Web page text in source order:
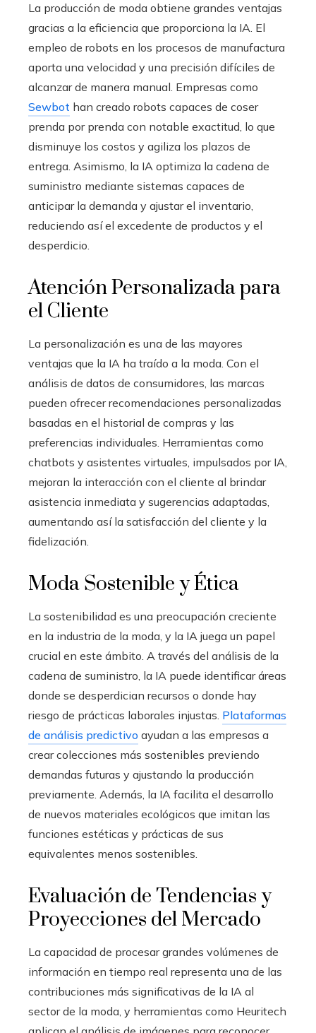
La producción de moda obtiene grandes ventajas
gracias a la eficiencia que proporciona la IA. El
empleo de robots en los procesos de manufactura
aporta una velocidad y una precisión difíciles de
alcanzar de manera manual. Empresas como
Sewbot han creado robots capaces de coser
prenda por prenda con notable exactitud, lo que
disminuye los costos y agiliza los plazos de
entrega. Asimismo, la IA optimiza la cadena de
suministro mediante sistemas capaces de
anticipar la demanda y ajustar el inventario,
reduciendo así el excedente de productos y el
desperdicio.
Atención Personalizada para
el Cliente
La personalización es una de las mayores
ventajas que la IA ha traído a la moda. Con el
análisis de datos de consumidores, las marcas
pueden ofrecer recomendaciones personalizadas
basadas en el historial de compras y las
preferencias individuales. Herramientas como
chatbots y asistentes virtuales, impulsados por IA,
mejoran la interacción con el cliente al brindar
asistencia inmediata y sugerencias adaptadas,
aumentando así la satisfacción del cliente y la
fidelización.
Moda Sostenible y Ética
La sostenibilidad es una preocupación creciente
en la industria de la moda, y la IA juega un papel
crucial en este ámbito. A través del análisis de la
cadena de suministro, la IA puede identificar áreas
donde se desperdician recursos o donde hay
riesgo de prácticas laborales injustas. Plataformas
de análisis predictivo ayudan a las empresas a
crear colecciones más sostenibles previendo
demandas futuras y ajustando la producción
previamente. Además, la IA facilita el desarrollo
de nuevos materiales ecológicos que imitan las
funciones estéticas y prácticas de sus
equivalentes menos sostenibles.
Evaluación de Tendencias y
Proyecciones del Mercado
La capacidad de procesar grandes volúmenes de
información en tiempo real representa una de las
contribuciones más significativas de la IA al
sector de la moda, y herramientas como Heuritech